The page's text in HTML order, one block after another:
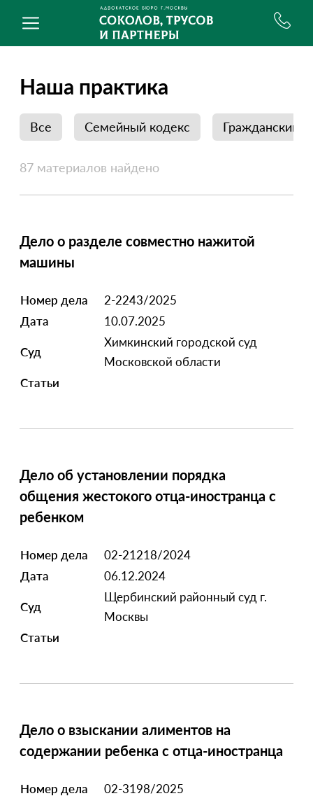
Наша практика
Все Семейный кодекс Гражданский
87 материалов найдено
Дело о разделе совместно нажитой
машины
Номер дела
2-2243/2025
Дата
10.07.2025
Суд
Химкинский городской суд
Московской области
Статьи
Дело об установлении порядка
общения жестокого отца-иностранца с
ребенком
Номер дела
02-21218/2024
Дата
06.12.2024
Суд
Щербинский районный суд г.
Москвы
Статьи
Дело о взыскании алиментов на
содержании ребенка с отца-иностранца
Номер дела
02-3198/2025